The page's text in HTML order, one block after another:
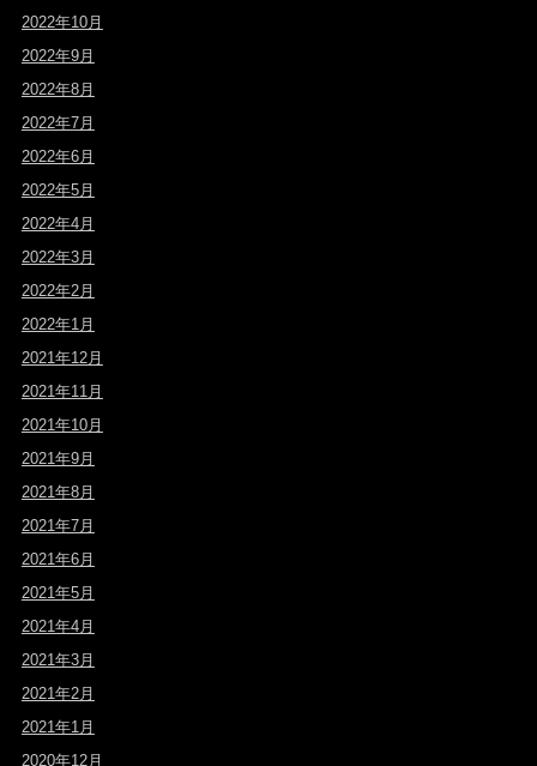
2022年10月
2022年9月
2022年8月
2022年7月
2022年6月
2022年5月
2022年4月
2022年3月
2022年2月
2022年1月
2021年12月
2021年11月
2021年10月
2021年9月
2021年8月
2021年7月
2021年6月
2021年5月
2021年4月
2021年3月
2021年2月
2021年1月
2020年12月